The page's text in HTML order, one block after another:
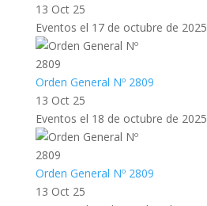
13 Oct 25
Eventos el 17 de octubre de 2025
Orden General Nº 2809
13 Oct 25
Eventos el 18 de octubre de 2025
Orden General Nº 2809
13 Oct 25